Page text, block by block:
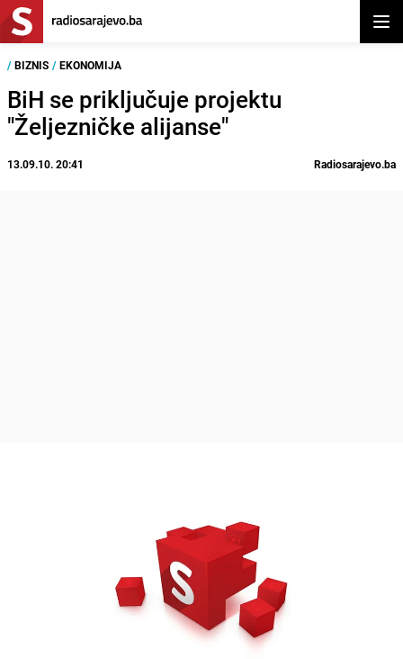
/ BIZNIS / EKONOMIJA
BiH se priključuje projektu
"Željezničke alijanse"
13.09.10. 20:41 Radiosarajevo.ba